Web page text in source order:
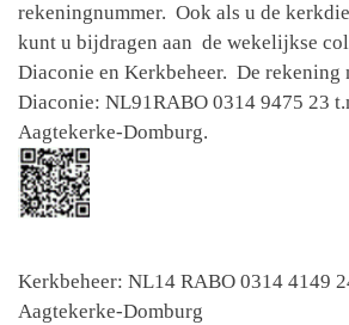
rekeningnummer. Ook als u de
kunt u bijdragen aan de wekelijkse
Diaconie en Kerkbeheer. De rekening
Diaconie: NL91RABO 0314 9475 23
Aagtekerke-Domburg.
Kerkbeheer: NL14 RABO 0314 4149
Aagtekerke-Domburg